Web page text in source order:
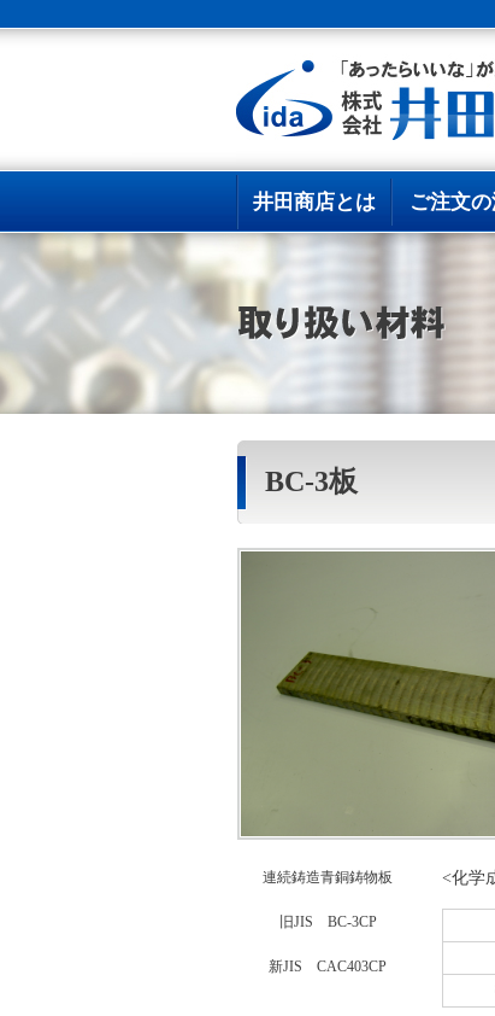
井田商店とは ご注文
BC-3板
連続鋳造青銅鋳物板
旧JIS BC-3CP
新JIS CAC403CP
<化学